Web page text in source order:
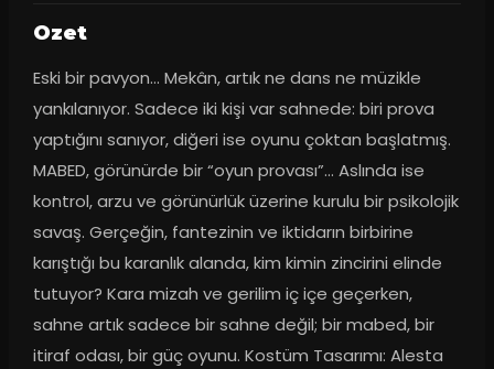
Ozet
Eski bir pavyon… Mekân, artık ne dans ne müzikle
yankılanıyor. Sadece iki kişi var sahnede: biri prova
yaptığını sanıyor, diğeri ise oyunu çoktan başlatmış.
MABED, görünürde bir “oyun provası”... Aslında ise
kontrol, arzu ve görünürlük üzerine kurulu bir psikolojik
savaş. Gerçeğin, fantezinin ve iktidarın birbirine
karıştığı bu karanlık alanda, kim kimin zincirini elinde
tutuyor? Kara mizah ve gerilim iç içe geçerken,
sahne artık sadece bir sahne değil; bir mabed, bir
itiraf odası, bir güç oyunu. Kostüm Tasarımı: Alesta